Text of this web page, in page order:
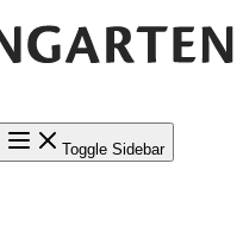
Toggle Sidebar